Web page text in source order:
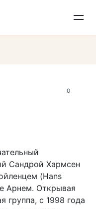
0
Сандрой Хармсен
(Hans
Арнем. Открывая
группа, с 1998 года